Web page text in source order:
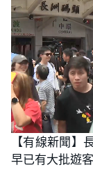
n
m
t
e
【有線新聞】
早已有大批遊